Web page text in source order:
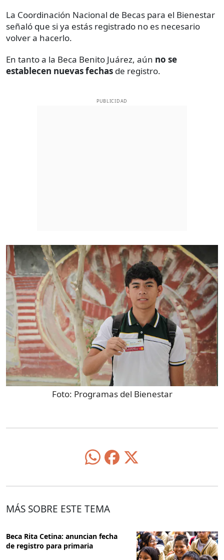
La Coordinación Nacional de Becas para el Bienestar
señaló que si ya estás registrado no es necesario
volver a hacerlo.
En tanto a la Beca Benito Juárez, aún no se
establecen nuevas fechas de registro.
PUBLICIDAD
Foto: Programas del Bienestar
MÁS SOBRE ESTE TEMA
Beca Rita Cetina: anuncian fecha
de registro para primaria